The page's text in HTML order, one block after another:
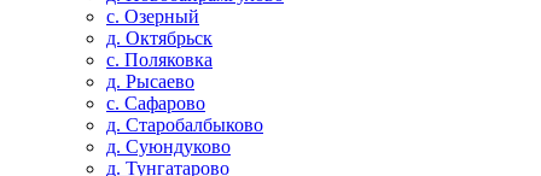
с. Озерный
д. Октябрьск
с. Поляковка
д. Рысаево
с. Сафарово
д. Старобалбыково
д. Суюндуково
д. Тунгатарово